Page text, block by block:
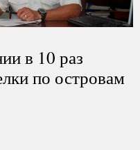
в 10 раз
по островам